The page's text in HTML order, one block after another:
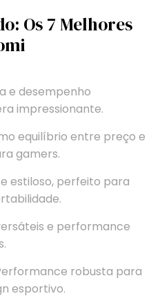
Os 7 Melhores
e desempenho
impressionante.
equilíbrio entre preço e
gamers.
e estiloso, perfeito para
e performance
robusta para
esportivo.